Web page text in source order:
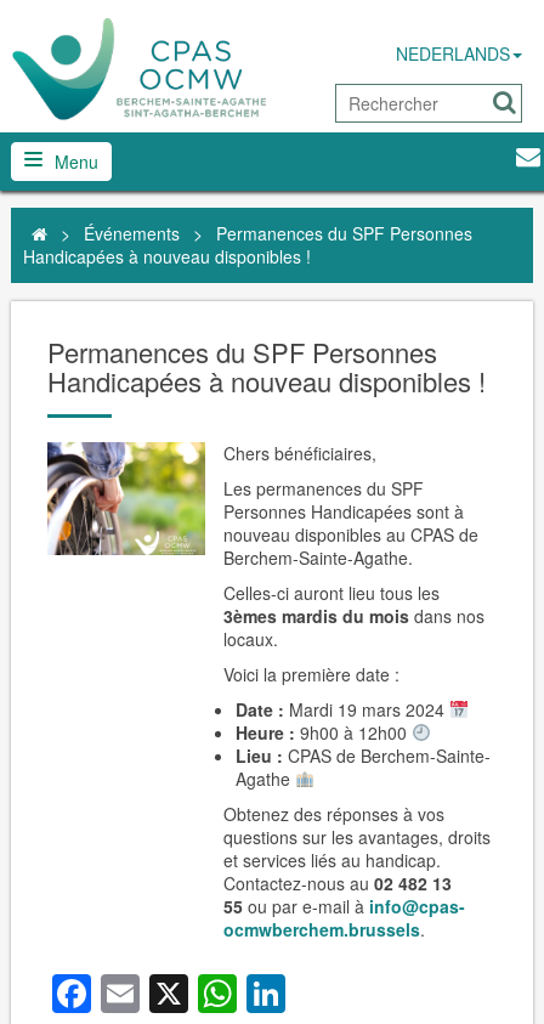
NEDERLANDS
Menu
> Événements >
Permanences du SPF Personnes
Handicapées à nouveau disponibles !
Permanences du SPF Personnes
Handicapées à nouveau disponibles !
Chers bénéficiaires,
Les permanences du SPF
Personnes Handicapées sont à
nouveau disponibles au CPAS de
Berchem-Sainte-Agathe.
Celles-ci auront lieu tous les
3èmes mardis du moisdans nos
locaux.
Voici la première date :
Date : Mardi 19 mars 2024
Heure : 9h00 à 12h00
Lieu : CPAS de Berchem-Sainte-
Agathe
Obtenez des réponses à vos
questions sur les avantages, droits
et services liés au handicap.
Contactez-nous au 02 482 13
55ou par e-mail à info@cpas-
ocmwberchem.brussels.
Facebook
Email
X WhatsApp
LinkedIn